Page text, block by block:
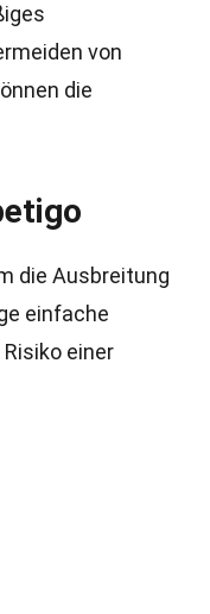
von
die
die Ausbreitung
einfache
einer